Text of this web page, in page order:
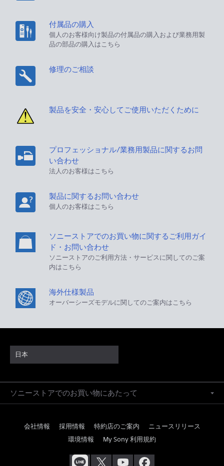
付属品の購入
個人のお客様向け製品の付属品の購入および業務用製
品の部品の購入はこちら
修理のご相談
製品を安全・安心してご使用いただくために
プロフェッショナル/業務用製品に関するお問
い合わせ
法人のお客様はこちら
製品に関するお問い合わせ
個人のお客様はこちら
ソニーストアでのお買い物に関するご利用ガイ
ド・お問い合わせ
ソニーストアのご利用方法・サービスに関してのご案
内はこちら
海外仕様製品
オーバーシーズモデルに関してのご案内はこちら
日本
ソニーストアでのお買い物にあたって
会社情報 採用情報 特約店のご案内
ニュースリリース
環境情報
My Sony 利用規約